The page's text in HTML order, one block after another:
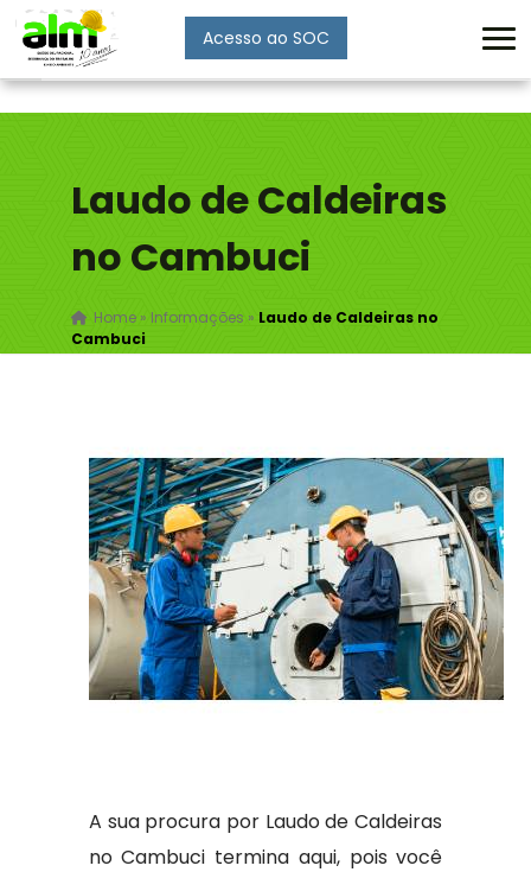
Acesso ao SOC
Laudo de Caldeiras
no Cambuci
Home» Informações » Laudo de Caldeiras no
Cambuci
A sua procura por Laudo de Caldeiras
no Cambuci termina aqui, pois você
Enviar